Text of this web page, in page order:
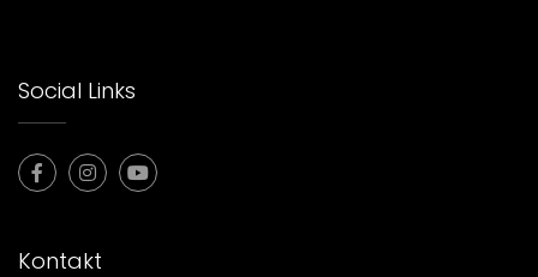
Social Links
Kontakt